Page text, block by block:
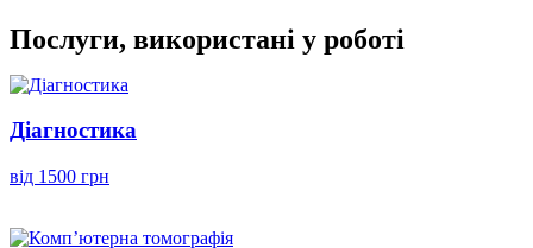
Послуги, використані у роботі
Діагностика
від 1500 грн